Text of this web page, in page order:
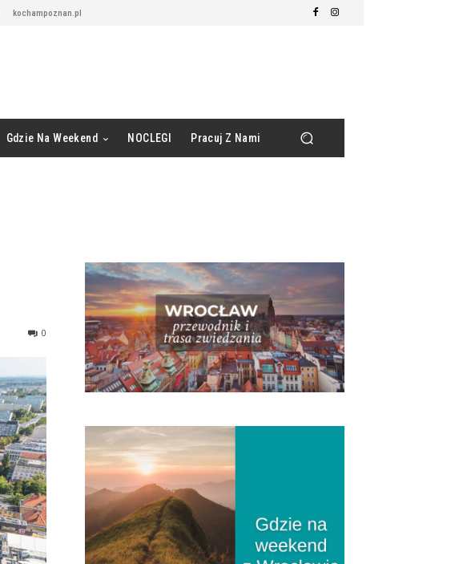
kochampoznan.pl
Gdzie Na Weekend NOCLEGI Pracuj Z Nami
0